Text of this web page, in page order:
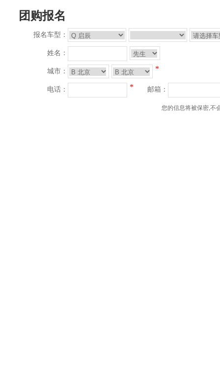
团购报名
报名车型：
姓名：
城市： *
电话： * 邮箱：
您的信息将被保密,不